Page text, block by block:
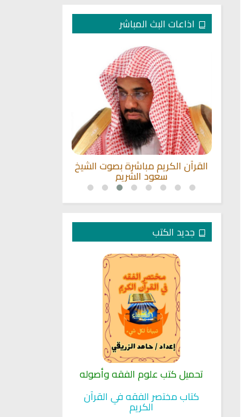
اذاعات البث المباشر
القرآن الكريم مباشرة بصوت الشيخ
سعود الشريم
جديد الكتب
تحميل كتب علوم الفقه وأصوله
كتاب مختصر الفقه في القرآن
الكريم